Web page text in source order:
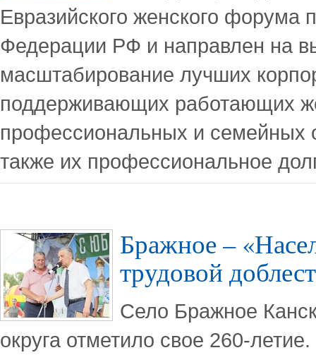
Евразийского женского форума
Федерации РФ и направлен на
масштабирование лучших
поддерживающих работающих
профессиональных и семейных
также их профессиональное
Бражное –
трудовой
Село Бражное
округа отметило свое 260-